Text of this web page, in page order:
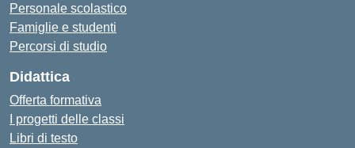
Personale scolastico
Famiglie e studenti
Percorsi di studio
Didattica
Offerta formativa
I progetti delle classi
Libri di testo